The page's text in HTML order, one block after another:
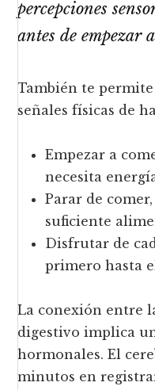
percepciones
antes de empezar
También te
señales físicas de
Empezar a
necesita
Parar de
suficiente
Disfrutar de
primero hasta
La conexión entre
digestivo implica
hormonales. El
minutos en